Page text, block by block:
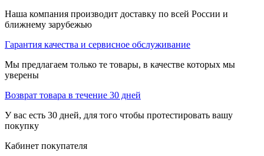
Наша компания производит доставку по всей России и
ближнему зарубежью
Гарантия качества и сервисное обслуживание
Мы предлагаем только те товары, в качестве которых мы
уверены
Возврат товара в течение 30 дней
У вас есть 30 дней, для того чтобы протестировать вашу
покупку
Кабинет покупателя